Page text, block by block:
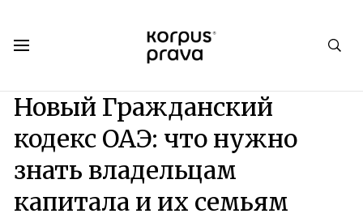
Новый Гражданский
кодекс ОАЭ: что нужно
знать владельцам
капитала и их семьям